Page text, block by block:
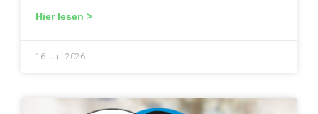
Hier lesen >
16. Juli 2026